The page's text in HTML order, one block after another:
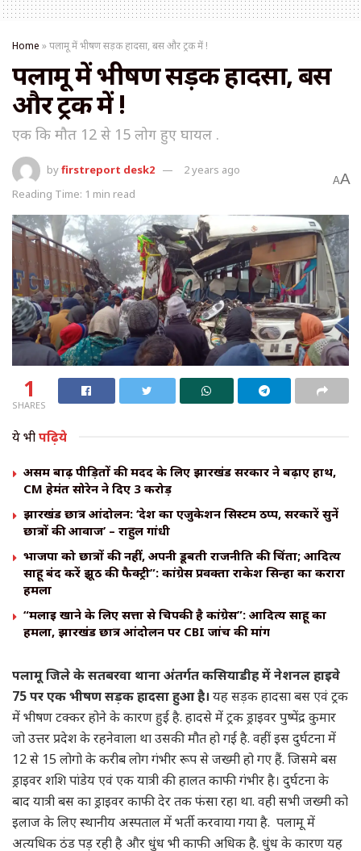
Home »पलामू में भीषण सड़क हादसा, बस और ट्रक में !
पलामू में भीषण सड़क हादसा, बस
और ट्रक में !
एक कि मौत 12 से 15 लोग हुए घायल .
byfirstreport desk2
2 years ago
Reading Time: 1 min read
AA
1
SHARES
ये भीपढ़िये
असम बाढ़ पीड़ितों की मदद के लिए झारखंड सरकार ने बढ़ाए हाथ,
CM हेमंत सोरेन ने दिए ₹3 करोड़
झारखंड छात्र आंदोलन: ‘देश का एजुकेशन सिस्टम ठप्प, सरकारें सुनें
छात्रों की आवाज’ – राहुल गांधी
भाजपा को छात्रों की नहीं, अपनी डूबती राजनीति की चिंता; आदित्य
साहू बंद करें झूठ की फैक्ट्री”: कांग्रेस प्रवक्ता राकेश सिन्हा का करारा
हमला
“मलाई खाने के लिए सत्ता से चिपकी है कांग्रेस”: आदित्य साहू का
हमला, झारखंड छात्र आंदोलन पर CBI जांच की मांग
पलामू जिले के सतबरवा थाना अंतर्गत कसियाडीह में नेशनल हाइवे
75 पर एक भीषण सड़क हादसा हुआ है। यह सड़क हादसा बस एवं ट्रक
में भीषण टक्कर होने के कारण हुई है. हादसे में ट्रक ड्राइवर पुष्पेंद्र कुमार
जो उत्तर प्रदेश के रहनेवाला था उसकी मौत हो गई है. वहीं इस दुर्घटना में
12 से 15 लोगो के करीब लोग गंभीर रूप से जख्मी हो गए हैं. जिसमे बस
ड्राइवर शशि पांडेय एवं एक यात्री की हालत काफी गंभीर है। दुर्घटना के
बाद यात्री बस का ड्राइवर काफी देर तक फंसा रहा था. वही सभी जख्मी को
इलाज के लिए स्थानीय अस्पताल में भर्ती करवाया गया है. पलामू में
अत्यधिक ठंड पड़ रही है और धुंध भी काफी अधिक है. धुंध के कारण यह